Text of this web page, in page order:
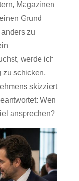
Magazinen
Grund
zu
werde ich
zu schicken,
skizziert
Wen
ansprechen?